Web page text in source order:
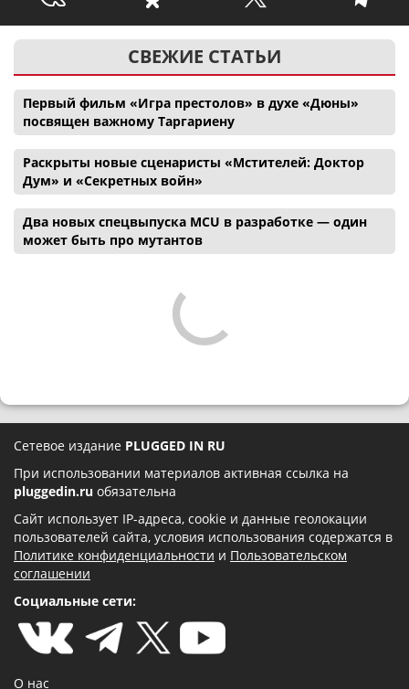
СВЕЖИЕ СТАТЬИ
Первый фильм «Игра престолов» в духе «Дюны»
посвящен важному Таргариену
Раскрыты новые сценаристы «Мстителей: Доктор
Дум» и «Секретных войн»
Два новых спецвыпуска MCU в разработке — один
может быть про мутантов
Сетевое издание PLUGGED IN RU
При использовании материалов активная ссылка на
pluggedin.ru обязательна
Сайт использует IP-адреса, cookie и данные геолокации
пользователей сайта, условия использования содержатся в
Политике конфиденциальности и Пользовательском
соглашении
Социальные сети:
О нас